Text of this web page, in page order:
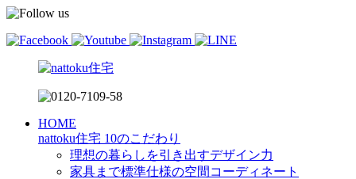
HOME
nattoku住宅 10のこだわり
理想の暮らしを引き出すデザイン力
家具まで標準仕様の空間コーディネート